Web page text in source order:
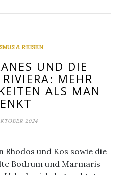
& REISEN
UND DIE
MEHR
ALS MAN
2024
Rhodos und Kos sowie die
Bodrum und Marmaris